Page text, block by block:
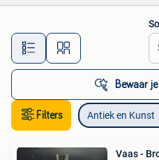
Alle
Bewaar
Filters Antiek en Kunst
Vaas -